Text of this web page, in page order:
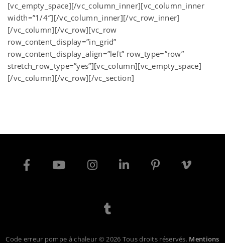
[vc_empty_space][/vc_column_inner][vc_column_inner
width=”1/4″][/vc_column_inner][/vc_row_inner]
[/vc_column][/vc_row][vc_row
row_content_display=”in_grid”
row_content_display_align=”left” row_type=”row”
stretch_row_type=”yes”][vc_column][vc_empty_space]
[/vc_column][/vc_row][/vc_section]
Code erreur pompe à chaleur © 2026 Tous droits réservés. Mentions